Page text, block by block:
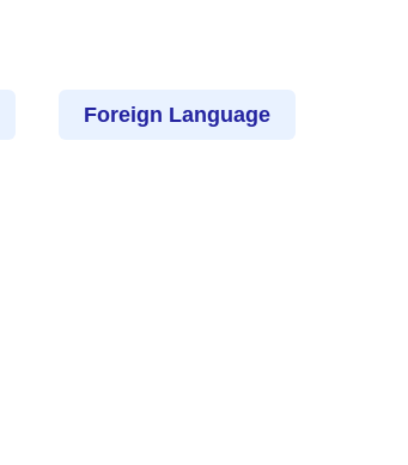
Foreign Language